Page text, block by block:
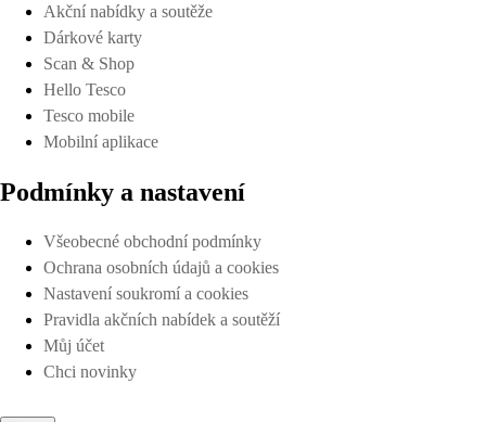
Akční nabídky a soutěže
Dárkové karty
Scan & Shop
Hello Tesco
Tesco mobile
Mobilní aplikace
Podmínky a nastavení
Všeobecné obchodní podmínky
Ochrana osobních údajů a cookies
Nastavení soukromí a cookies
Pravidla akčních nabídek a soutěží
Můj účet
Chci novinky